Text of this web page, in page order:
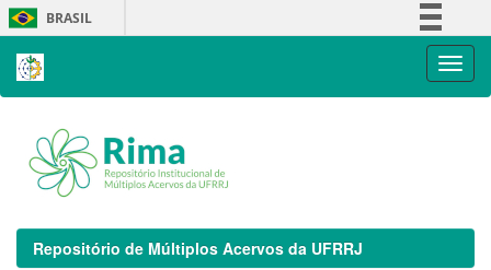
Skip
navigation
BRASIL
Repositório de Múltiplos Acervos da UFRRJ